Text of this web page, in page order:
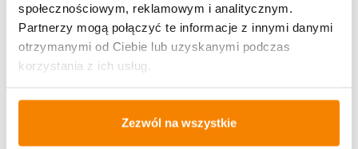
społecznościowym, reklamowym i analitycznym.
Partnerzy mogą połączyć te informacje z innymi danymi
otrzymanymi od Ciebie lub uzyskanymi podczas
korzystania z ich usług.
Zezwól na wszystkie